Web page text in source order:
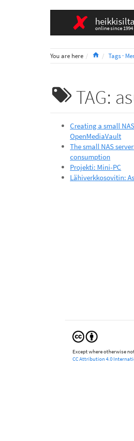
online since 1994
You are here HomeTags ·
TAG:
Creating a small
OpenMediaVault
The small NAS
consumption
Projekti: Mini-PC
Lähiverkkosovitin:
Except where otherwise
CC Attribution 4.0